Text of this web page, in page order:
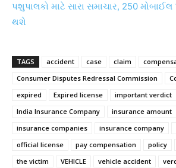
પશુપાલકો માટે સારા સમાચાર, 250
થશે
TAGS accident case claim
Consumer Disputes Redressal Commission
expired
Expired license
important verdict
India Insurance Company
insurance amount
insurance companies
insurance company
official license
pay compensation policy
the victim
VEHICLE vehicle accident